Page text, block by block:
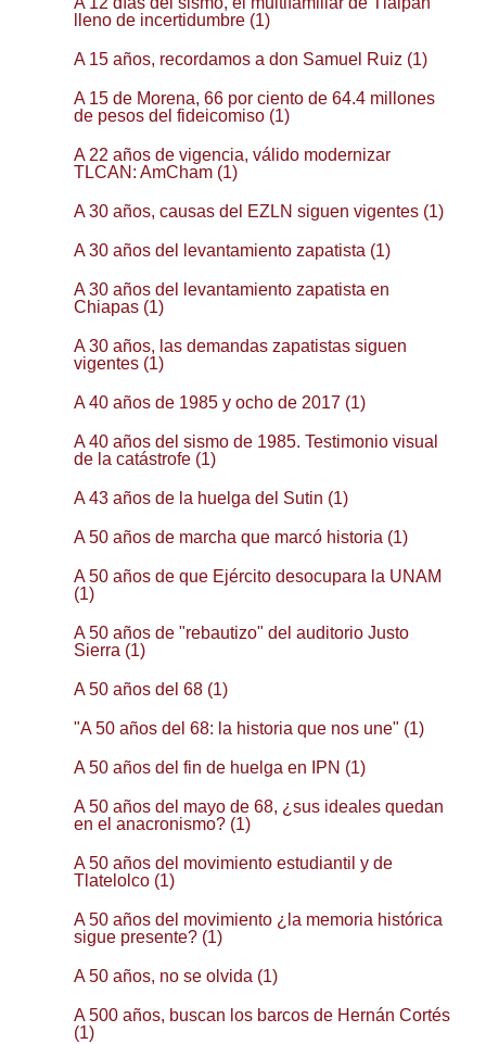
lleno de incertidumbre (1)
A 15 años, recordamos a don Samuel Ruiz (1)
A 15 de Morena, 66 por ciento de 64.4 millones
de pesos del fideicomiso (1)
A 22 años de vigencia, válido modernizar
TLCAN: AmCham (1)
A 30 años, causas del EZLN siguen vigentes (1)
A 30 años del levantamiento zapatista (1)
A 30 años del levantamiento zapatista en
Chiapas (1)
A 30 años, las demandas zapatistas siguen
vigentes (1)
A 40 años de 1985 y ocho de 2017 (1)
A 40 años del sismo de 1985. Testimonio visual
de la catástrofe (1)
A 43 años de la huelga del Sutin (1)
A 50 años de marcha que marcó historia (1)
A 50 años de que Ejército desocupara la UNAM
(1)
A 50 años de "rebautizo" del auditorio Justo
Sierra (1)
A 50 años del 68 (1)
"A 50 años del 68: la historia que nos une" (1)
A 50 años del fin de huelga en IPN (1)
A 50 años del mayo de 68, ¿sus ideales quedan
en el anacronismo? (1)
A 50 años del movimiento estudiantil y de
Tlatelolco (1)
A 50 años del movimiento ¿la memoria histórica
sigue presente? (1)
A 50 años, no se olvida (1)
A 500 años, buscan los barcos de Hernán Cortés
(1)